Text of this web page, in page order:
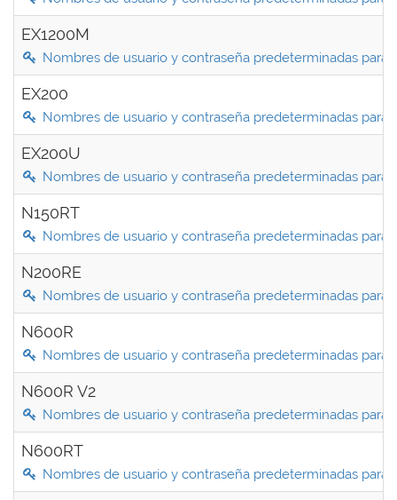
EX1200M
Nombres de usuario y contraseña predeterminadas para
EX200
Nombres de usuario y contraseña predeterminadas para
EX200U
Nombres de usuario y contraseña predeterminadas para
N150RT
Nombres de usuario y contraseña predeterminadas para
N200RE
Nombres de usuario y contraseña predeterminadas para
N600R
Nombres de usuario y contraseña predeterminadas para
N600R V2
Nombres de usuario y contraseña predeterminadas para
N600RT
Nombres de usuario y contraseña predeterminadas para